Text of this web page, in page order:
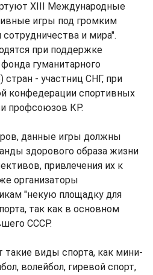
XIII Международные
игры под громким
и мира".
при поддержке
гуманитарного
- участниц СНГ, при
конфедерации спортивных
профсоюзов КР.
данные игры должны
здорового образа жизни
привлечения их к
организаторы
"некую площадку для
так как в основном
СССР.
такие виды спорта, как мини-
волейбол, гиревой спорт,